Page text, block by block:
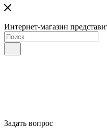
Интернет-магазин
Задать вопрос